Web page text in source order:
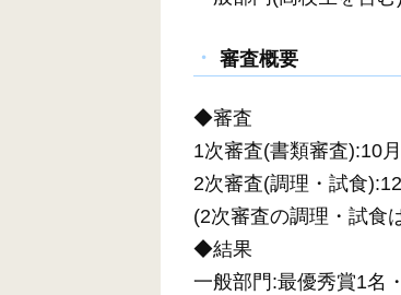
審査概要
◆審査
1次審査(書類審査):10月
2次審査(調理・試食
(2次審査の調理・試食
◆結果
一般部門:最優秀賞1名